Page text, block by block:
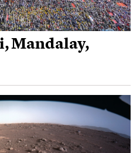
Mandalay,